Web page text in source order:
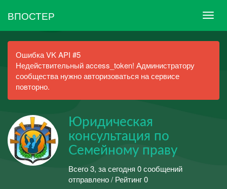
ВПОСТЕР
Ошибка VK API #5
Недействительный access_token! Администратору
сообщества нужно авторизоваться на сервисе
повторно.
Юридическая
консультация по
Семейному праву
Всего 3, за сегодня 0 сообщений
отправлено / Рейтинг 0